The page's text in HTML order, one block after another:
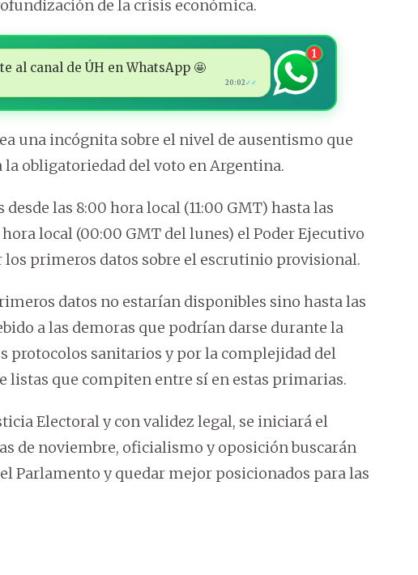
de la crisis económica.
al canal de ÚH en WhatsApp 🤩
20:02✓✓
1
una incógnita sobre el nivel de ausentismo que
obligatoriedad del voto en Argentina.
las 8:00 hora local (11:00 GMT) hasta las
local (00:00 GMT del lunes) el Poder Ejecutivo
primeros datos sobre el escrutinio provisional.
datos no estarían disponibles sino hasta las
a las demoras que podrían darse durante la
protocolos sanitarios y por la complejidad del
que compiten entre sí en estas primarias.
Electoral y con validez legal, se iniciará el
de noviembre, oficialismo y oposición buscarán
Parlamento y quedar mejor posicionados para las